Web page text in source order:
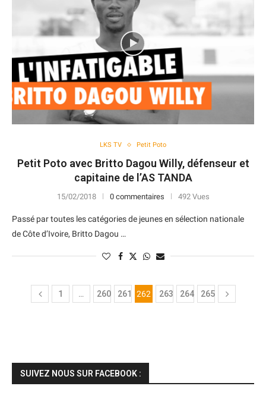
LKS TV Petit Poto
Petit Poto avec Britto Dagou Willy, défenseur et
capitaine de l’AS TANDA
15/02/2018 0 commentaires 492 Vues
Passé par toutes les catégories de jeunes en sélection nationale
de Côte d’Ivoire, Britto Dagou …
1 … 260 261 262 263 264 265
SUIVEZ NOUS SUR FACEBOOK :